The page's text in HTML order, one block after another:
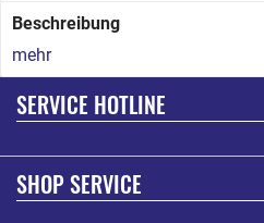
Beschreibung
mehr
SERVICE HOTLINE
SHOP SERVICE